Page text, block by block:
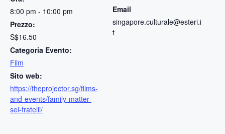
8:00 pm - 10:00 pm
Prezzo:
S$16.50
Categoria Evento:
Film
Sito web:
https://theprojector.sg/films-
and-events/family-matter-
sei-fratelli/
Email
singapore.culturale@esteri.i
t